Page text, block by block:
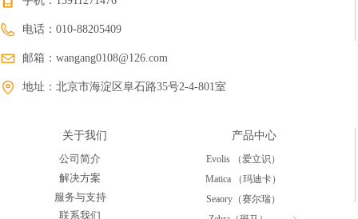
电话： 010-88205409
邮箱： wangang0108@126.com
地址： 北京市海淀区阜石路35号2-4-801室
关于我们
产品中心
公司简介
解决方案
服务与支持
联系我们
Evolis （爱立识）
Matica （玛迪卡）
Seaory（赛尔瑞）